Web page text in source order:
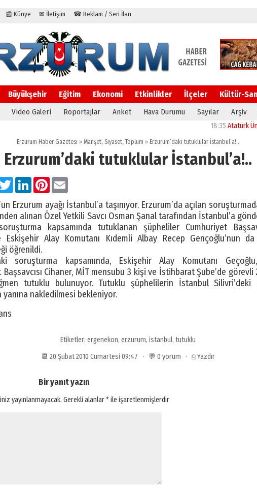
📰 Künye ✉ İletişim ☎ Reklam / Seri İlan
Büyükşehir Eğitim Ekonomi Etkinlikler İlçeler Kültür-
Video Galeri Röportajlar Anket Hava Durumu Sayılar Arşiv
Atatürk
Erzurum Haber Gazetesi » Manşet, Siyaset,Toplum »Erzurum’daki tutuklular İstanbul’a!..
Erzurum’daki tutuklular İstanbul’a!..
TwitterLinkedInPinterest
Erzurum ayağı İstanbul’a taşınıyor. Erzurum’da açılan
alınan Özel Yetkili Savcı Osman Şanal tarafından İstanbul’a
kapsamında tutuklanan şüpheliler Cumhuriyet
Eskişehir Alay Komutanı Kıdemli Albay Recep Gençoğlu’nun da
öğrenildi.
soruşturma kapsamında, Eskişehir Alay Komutanı
Başsavcısı Cihaner, MİT mensubu 3 kişi ve İstihbarat Şube’de
tutuklu bulunuyor. Tutuklu şüphelilerin İstanbul Silivri’deki
yanına nakledilmesi bekleniyor.
Etiketler: ergenekon, erzurum, istanbul, tutuklu
📆 20 Şubat 2010 Cumartesi 09:47 · 💬 0 yorum · ⎙ Yazdır
Bir yanıt yazın
yayınlanmayacak. Gerekli alanlar*ile işaretlenmişlerdir